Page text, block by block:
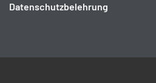
Datenschutzbelehrung